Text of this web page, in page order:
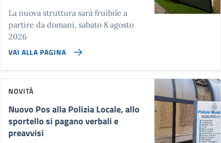
La nuova struttura sarà fruibile a
partire da domani, sabato 8 agosto
2026
VAI ALLA PAGINA
NOVITÀ
Nuovo Pos alla Polizia Locale, allo
sportello si pagano verbali e
preavvisi